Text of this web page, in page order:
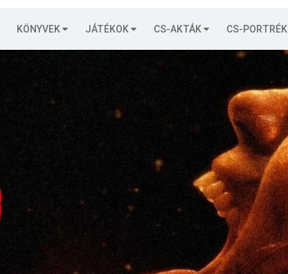
KÖNYVEK JÁTÉKOK CS-AKTÁK CS-PORTRÉK